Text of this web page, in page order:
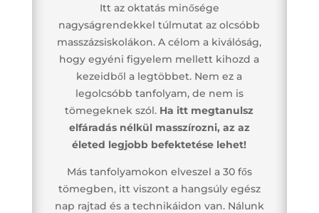
Itt az oktatás minősége
nagyságrendekkel túlmutat az olcsóbb
masszázsiskolákon. A célom a kiválóság,
hogy egyéni figyelem mellett kihozd a
kezeidből a legtöbbet. Nem ez a
legolcsóbb tanfolyam, de nem is
tömegeknek szól. Ha itt megtanulsz
elfáradás nélkül masszírozni, az az
életed legjobb befektetése lehet!
Más tanfolyamokon elveszel a 30 fős
tömegben, itt viszont a hangsúly egész
nap rajtad és a technikáidon van. Nálunk